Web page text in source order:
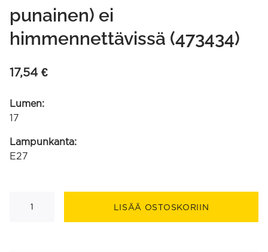
punainen) ei
himmennettävissä (473434)
17,54 €
Lumen:
17
Lampunkanta:
E27
LISÄÄ OSTOSKORIIN